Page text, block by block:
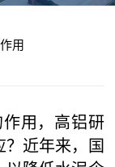
用
用，高铝研
近年来，国